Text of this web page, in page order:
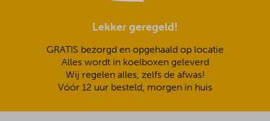
Lekker geregeld!
GRATIS bezorgd en opgehaald op locatie
Alles wordt in koelboxen geleverd
Wij regelen alles, zelfs de afwas!
Vóór 12 uur besteld, morgen in huis